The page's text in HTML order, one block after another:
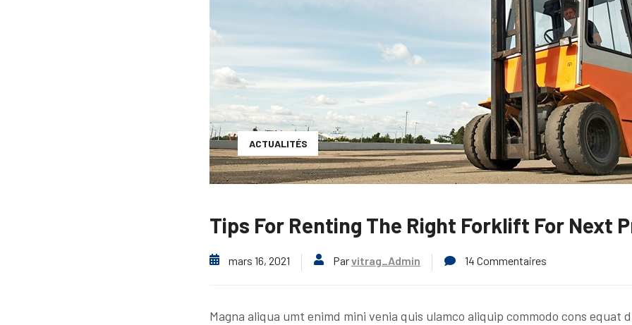
ACTUALITÉS
Tips For Renting The Right Forklift For Next
mars 16, 2021 Parvitrag_Admin 14 Commentaires
Magna aliqua umt enimd mini venia quis ulamco aliquip commodo cons equat